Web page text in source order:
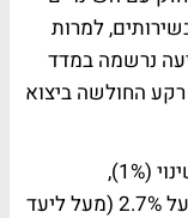
למרות
נרשמה במדד
החולשה ביצוא
ה-ECB הותיר את הריבית לאפריל ללא שינוי (1%),
והאינפלציה השנתית בגוש עמדה במרץ על 2.7% (מעל ליעד